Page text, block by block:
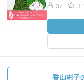
37
香山彬子